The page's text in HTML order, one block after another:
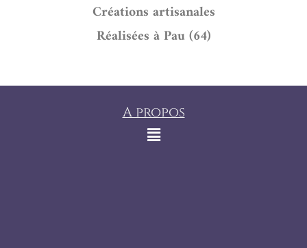
Créations artisanales
Réalisées à Pau (64)
A propos